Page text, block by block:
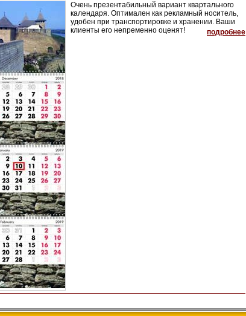
Очень презентабильный вариант квартального
календаря. Оптимален как рекламный носитель,
удобен при транспортировке и хранении. Ваши
клиенты его непременно оценят!
подробнее